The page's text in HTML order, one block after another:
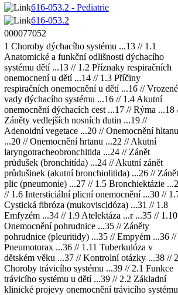
616-053.2 - Pediatrie
616-053.2
000077052
1 Choroby dýchacího systému ...13 // 1.1
Anatomické a funkční odlišnosti dýchacího
systému dětí ...13 // 1.2 Příznaky respiračních
onemocnení u dětí ...14 // 1.3 Příčiny
respiračních onemocnění u dětí ...16 // Vrozené
vady dýchacího systému ...16 // 1.4 Akutní
onemocnění dýchacích cest ...17 // Rýma ...18
Záněty vedlejších nosních dutin ...19 //
Adenoidní vegetace ...20 // Onemocnění hltanu
...20 // Onemocnění hrtanu ...22 // Akutní
laryngotracheobronchitida ...24 // Zánět
průdušek (bronchitída) ...24 // Akutní zánět
průdušinek (akutní bronchiolitida) ...26 // Zánět
plic (pneumonie) ...27 // 1.5 Bronchiektázie
// 1.6 Intersticiální plicní onemocnění ...30 //
Cystická fibróza (mukoviscidóza) ...31 // 1.8
Emfyzém ...34 // 1.9 Atelektáza ...r ...35 // 1.10
Onemocnění pohrudnice ...35 // Záněty
pohrudnice (pleuritidy) ...35 // Empyém ...36 //
Pneumotorax ...36 // 1.11 Tuberkulóza v
dětském věku ...37 // Kontrolní otázky ...38 // 2
Choroby trávicího systému ...39 // 2.1 Funkce
trávicího systému u dětí ...39 // 2.2 Základní
klinické projevy onemocnění trávicího systému